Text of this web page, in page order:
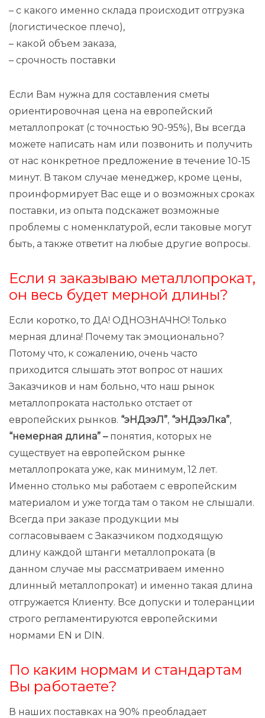
– с какого именно склада происходит отгрузка
(логистическое плечо),
– какой объем заказа,
– срочность поставки
Если Вам нужна для составления сметы
ориентировочная цена на европейский
металлопрокат (с точностью 90-95%), Вы всегда
можете написать нам или позвонить и получить
от нас конкретное предложение в течение 10-15
минут. В таком случае менеджер, кроме цены,
проинформирует Вас еще и о возможных сроках
поставки, из опыта подскажет возможные
проблемы с номенклатурой, если таковые могут
быть, а также ответит на любые другие вопросы.
Если я заказываю металлопрокат,
он весь будет мерной длины?
Если коротко, то ДА! ОДНОЗНАЧНО! Только
мерная длина! Почему так эмоционально?
Потому что, к сожалению, очень часто
приходится слышать этот вопрос от наших
Заказчиков и нам больно, что наш рынок
металлопроката настолько отстает от
европейских рынков. “эНДээЛ”, “эНДээЛка”,
“немерная длина” – понятия, которых не
существует на европейском рынке
металлопроката уже, как минимум, 12 лет.
Именно столько мы работаем с европейским
материалом и уже тогда там о таком не слышали.
Всегда при заказе продукции мы
согласовываем с Заказчиком подходящую
длину каждой штанги металлопроката (в
данном случае мы рассматриваем именно
длинный металлопрокат) и именно такая длина
отгружается Клиенту. Все допуски и толеранции
строго регламентируются европейскими
нормами EN и DIN.
По каким нормам и стандартам
Вы работаете?
В наших поставках на 90% преобладает